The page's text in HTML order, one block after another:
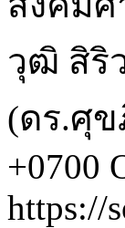
วุฒิ สิริ
(ดร.ศุ
+0700
https://